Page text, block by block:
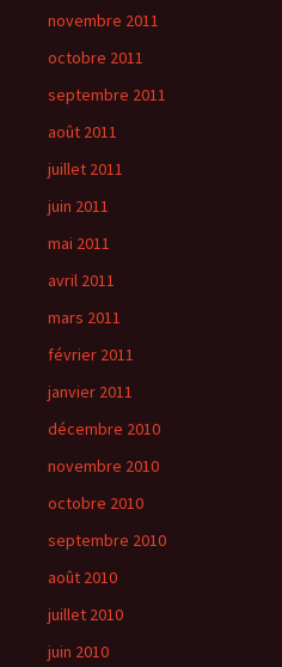
novembre 2011
octobre 2011
septembre 2011
août 2011
juillet 2011
juin 2011
mai 2011
avril 2011
mars 2011
février 2011
janvier 2011
décembre 2010
novembre 2010
octobre 2010
septembre 2010
août 2010
juillet 2010
juin 2010